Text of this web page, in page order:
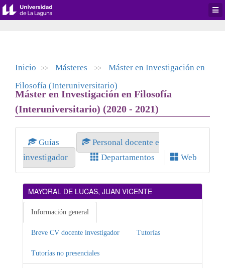
Inicio >> Másteres >>
Máster en Investigación en
Filosofía (Interuniversitario)
Máster en Investigación en Filosofía
(Interuniversitario) (2020 - 2021)
Guías
Personal docente e
investigador
Departamentos Web
MAYORAL DE LUCAS, JUAN VICENTE
Información general
Breve CV docente investigador Tutorías
Tutorías no presenciales